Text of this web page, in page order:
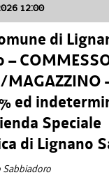
12:00
di
–
MAGAZZINO
ed
Speciale
di Lignano
Sabbiadoro